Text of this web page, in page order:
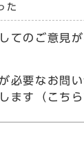
た
てのご意見
必要なお問
ます（こち